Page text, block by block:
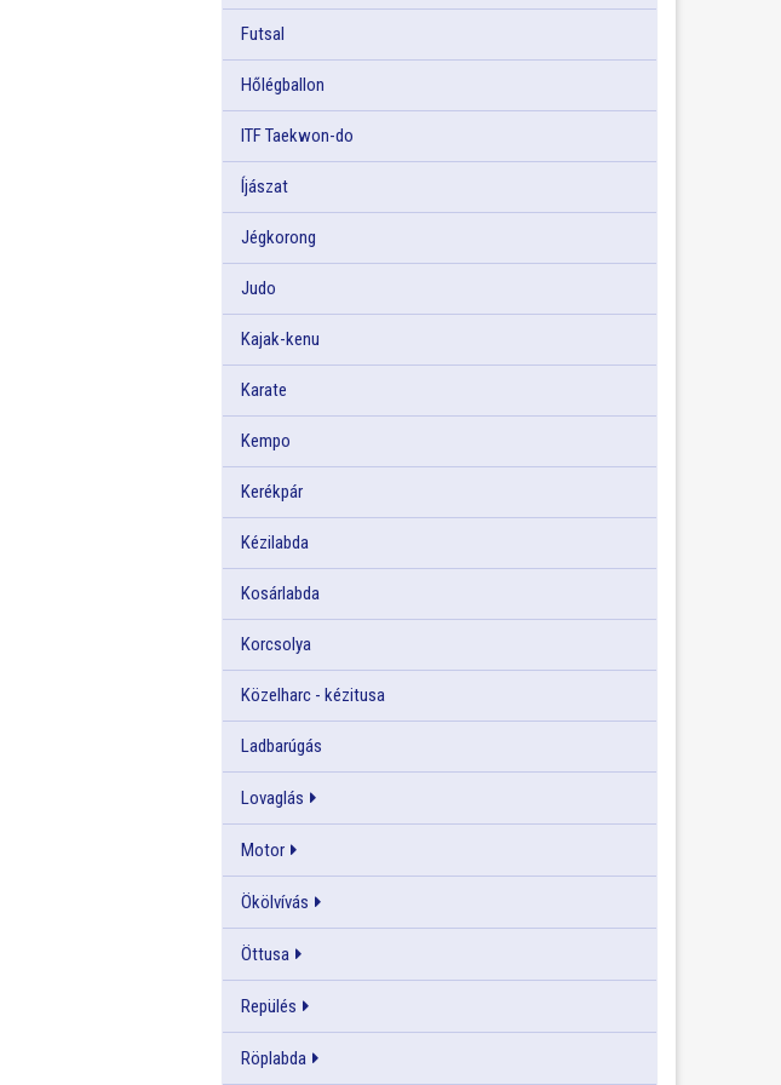
Futsal
Hőlégballon
ITF Taekwon-do
Íjászat
Jégkorong
Judo
Kajak-kenu
Karate
Kempo
Kerékpár
Kézilabda
Kosárlabda
Korcsolya
Közelharc - kézitusa
Ladbarúgás
Lovaglás
Motor
Ökölvívás
Öttusa
Repülés
Röplabda